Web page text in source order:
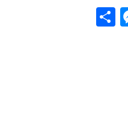
Messenger